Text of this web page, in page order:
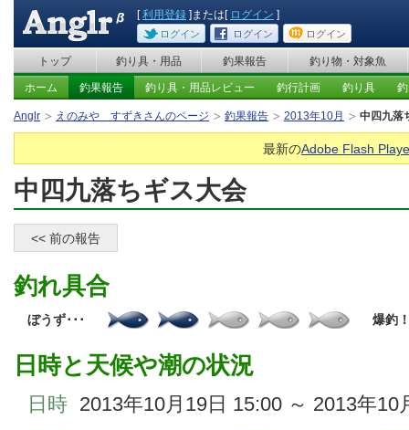
[利用登録 ]または[ ログイン ]
ログイン ログイン ログイン
トップ 釣り具・用品 釣果報告 釣り物・対象魚
ホーム 釣果報告 釣り具・用品レビュー 釣行計画 釣り具
Anglr えのみや すずきさんのページ 釣果報告 2013年10月 中四九落
最新のAdobe Flash
中四九落ちギス大会
<< 前の報告
釣れ具合
ぼうず･･･ 爆釣
日時と天候や潮の状況
日時 2013年10月19日 15:00 ～ 2013年10